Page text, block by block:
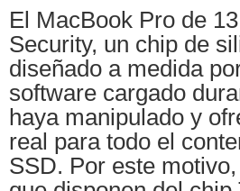
El MacBook Pro de
Security, un chip de
diseñado a medida
software cargado
haya manipulado y
real para todo el
SSD. Por este